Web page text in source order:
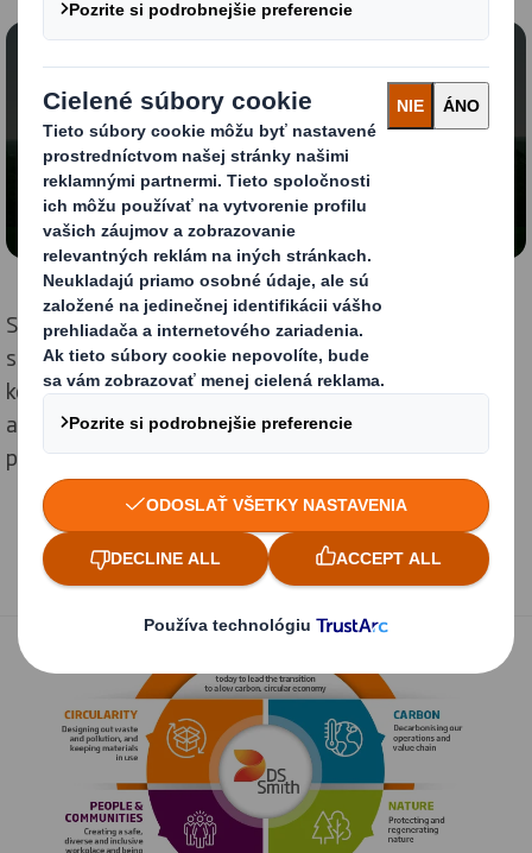
Ak chcete zobraziť toto video, musíte povoliť
nevyhnutné súbory Cookies.
Zmeniť nastavenie
Sme hrdí na pokrok, ktorý sme doteraz dosiahli v
spolupráci s našimi zákazníkmi, dodávateľmi a
komunitami. Sme na dobrej ceste k dosiahnutiu našich
ambicióznych cieľov a v niektorých prípadoch aj v
predstihu.